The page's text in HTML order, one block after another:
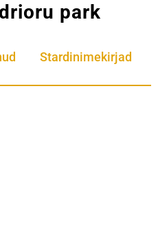
park
Stardinimekirjad